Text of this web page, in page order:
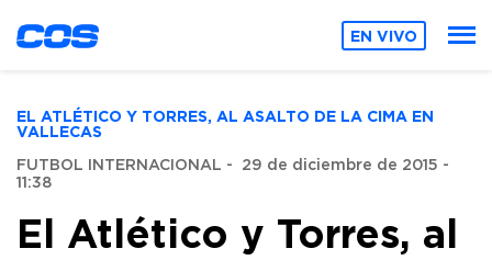
EN VIVO
EL ATLÉTICO Y TORRES, AL ASALTO DE LA CIMA EN
VALLECAS
FUTBOL INTERNACIONAL - 29 de diciembre de 2015 -
11:38
El Atlético y Torres, al